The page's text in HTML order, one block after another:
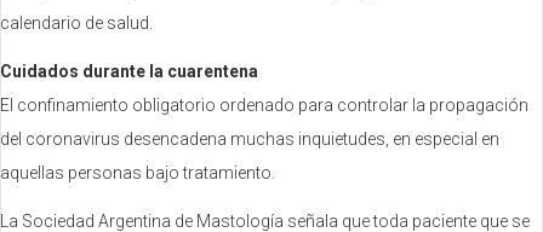
calendario de salud.
Cuidados durante la cuarentena
El confinamiento obligatorio ordenado para controlar la propagación
del coronavirus desencadena muchas inquietudes, en especial en
aquellas personas bajo tratamiento.
La Sociedad Argentina de Mastología señala que toda paciente que se